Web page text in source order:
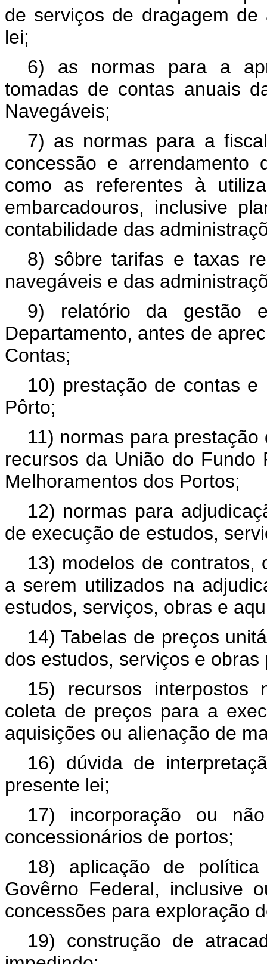
de serviços de dragagem
lei;
6) as normas para a
tomadas de contas anuais
Navegáveis;
7) as normas para a
concessão e
como as referentes à
embarcadouros, inclusive
contabilidade das
8) sôbre tarifas e taxas
navegáveis e das
9) relatório da gestão
Departamento, antes de
Contas;
10) prestação de contas
Pôrto;
11) normas para
recursos da União do Fundo
Melhoramentos dos Portos;
12) normas para
de execução de estudos,
13) modelos de contratos,
a serem utilizados na
estudos, serviços, obras e
14) Tabelas de preços
dos estudos, serviços e
15) recursos interpostos
coleta de preços para a
aquisições ou alienação de
16) dúvida de
presente lei;
17) incorporação ou
concessionários de portos;
18) aplicação de
Govêrno Federal, inclusive
concessões para exploração
19) construção de